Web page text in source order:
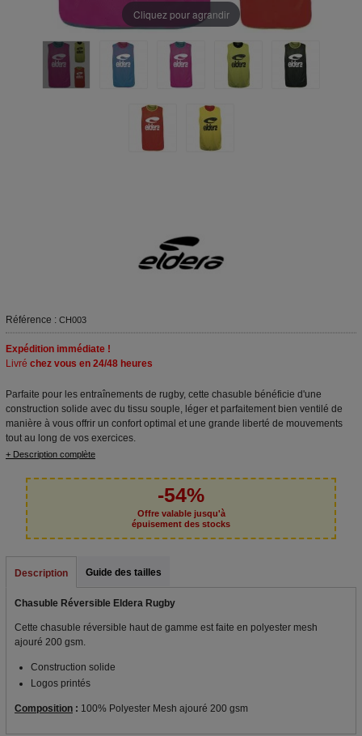
Cliquez pour agrandir
Référence : CH003
Expédition immédiate !
Livré chez vous en 24/48 heures
Parfaite pour les entraînements de rugby, cette chasuble bénéficie d'une
construction solide avec du tissu souple, léger et parfaitement bien ventilé de
manière à vous offrir un confort optimal et une grande liberté de mouvements
tout au long de vos exercices.
+ Description complète
-54%
Offre valable jusqu'à
épuisement des stocks
Description Guide des tailles
Chasuble Réversible Eldera Rugby
Cette chasuble réversible haut de gamme est faite en polyester mesh
ajouré 200 gsm.
Construction solide
Logos printés
Composition : 100% Polyester Mesh ajouré 200 gsm